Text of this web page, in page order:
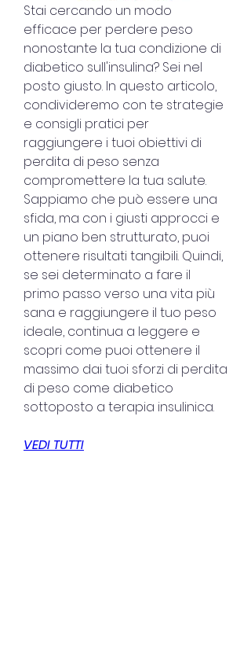
Stai cercando un modo
efficace per perdere peso
nonostante la tua condizione di
diabetico sull'insulina? Sei nel
posto giusto. In questo articolo,
condivideremo con te strategie
e consigli pratici per
raggiungere i tuoi obiettivi di
perdita di peso senza
compromettere la tua salute.
Sappiamo che può essere una
sfida, ma con i giusti approcci e
un piano ben strutturato, puoi
ottenere risultati tangibili. Quindi,
se sei determinato a fare il
primo passo verso una vita più
sana e raggiungere il tuo peso
ideale, continua a leggere e
scopri come puoi ottenere il
massimo dai tuoi sforzi di perdita
di peso come diabetico
sottoposto a terapia insulinica.
VEDI TUTTI